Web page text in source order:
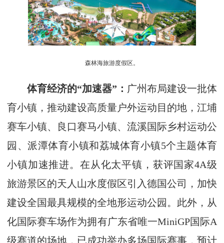
森林海旅游度假区。
体育经济的“加速器”： 广州布局建设一批体
育小镇，推动建设高质量户外运动目的地，江埔
赛车小镇、良口赛马小镇、流溪国际乡村运动公
园、派潭体育小镇和荔城体育小镇5个主题体育
小镇加速推进。在从化太平镇，获评国家4A级
旅游景区的天人山水度假区引入德国公司，加快
建设全国最具规模的全地形运动公园。此外，从
化国际赛车场作为拥有广东省唯一MiniGP国际A
级赛道的场地，已成功举办多场国际赛事，预计